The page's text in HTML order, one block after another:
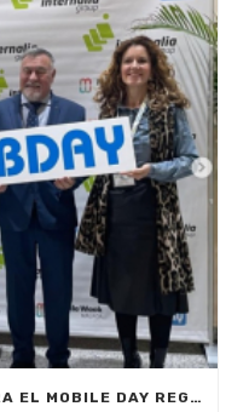
INTERNALIA GROUP CELEBRA EL MOBILE DAY REGISTRO HORARIO EN MARBELLA